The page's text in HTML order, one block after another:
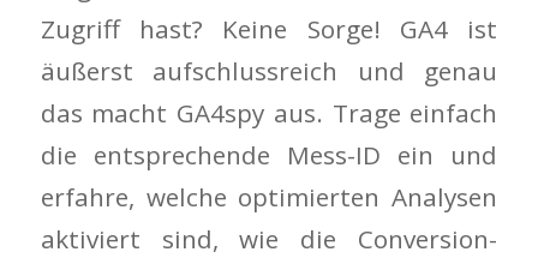
Zugriff hast? Keine Sorge! GA4 ist
äußerst aufschlussreich und genau
das macht GA4spy aus. Trage einfach
die entsprechende Mess-ID ein und
erfahre, welche optimierten Analysen
aktiviert sind, wie die Conversion-